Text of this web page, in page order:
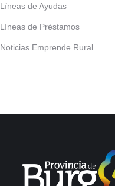
Líneas de Ayudas
Líneas de Préstamos
Noticias Emprende Rural